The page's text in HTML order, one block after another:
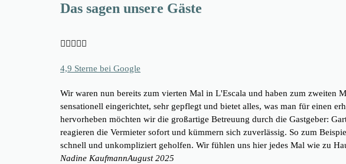
Das sagen unsere Gäste
    
4,9 Sterne bei Google
Wir waren nun bereits zum vierten Mal in L'Escala und haben zum zweiten
sensationell eingerichtet, sehr gepflegt und bietet alles, was man für einen
hervorheben möchten wir die großartige Betreuung durch die Gastgeber:
reagieren die Vermieter sofort und kümmern sich zuverlässig. So zum
schnell und unkompliziert geholfen. Wir fühlen uns hier jedes Mal wie zu
Nadine KaufmannAugust 2025